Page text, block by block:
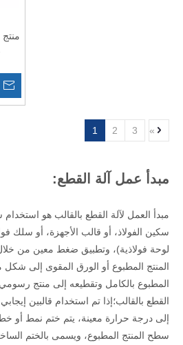
1 2 3 »
مبدأ عمل آلة القطع:
مبدأ العمل لآلة القطع بالقالب هو
سكين الفولاذ، أو قالب الأجهزة، أو سلك
لوحة فولاذية)، وتطبيق ضغط معين من
المنتج المطبوع أو الورق المقوى إلى شكل
المطبوع بالكامل وتقطيعه إلى منتج
القطع بالقالب؛إذا تم استخدام قالبين
إلى درجة حرارة معينة، يتم ختم نمط أو خط
سطح المنتج المطبوع، ويسمى بالختم